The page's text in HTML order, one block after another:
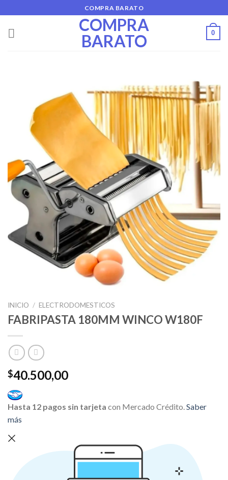
to
content
COMPRA BARATO
COMPRA
BARATO
0
INICIO / ELECTRODOMESTICOS
FABRIPASTA 180MM WINCO W180F
$40.500,00
Hasta 12 pagos sin tarjeta con Mercado Crédito.Saber
más